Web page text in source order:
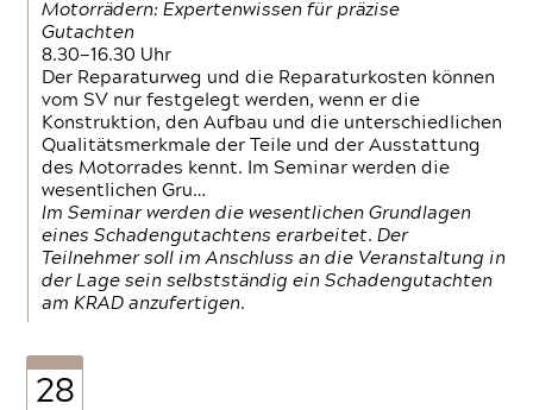
Motorrädern: Expertenwissen für präzise
Gutachten
8.30—16.30 Uhr
Der Reparaturweg und die Reparaturkosten können
vom SV nur festgelegt werden, wenn er die
Konstruktion, den Aufbau und die unterschiedlichen
Qualitätsmerkmale der Teile und der Ausstattung
des Motorrades kennt. Im Seminar werden die
wesentlichen Gru…
Im Seminar werden die wesentlichen Grundlagen
eines Schadengutachtens erarbeitet. Der
Teilnehmer soll im Anschluss an die Veranstaltung in
der Lage sein selbstständig ein Schadengutachten
am KRAD anzufertigen.
28